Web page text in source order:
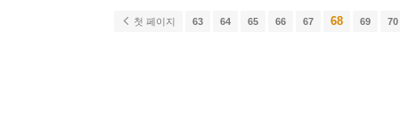
첫 페이지 63 64 65 66 67 68 69 70